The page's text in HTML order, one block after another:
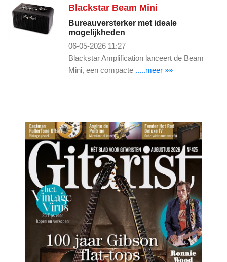
Blackstar Beam Mini
Bureauversterker met ideale
mogelijkheden
06-05-2026 11:27
Blackstar Amplification lanceert de Beam
Mini, een compacte .....meer »»